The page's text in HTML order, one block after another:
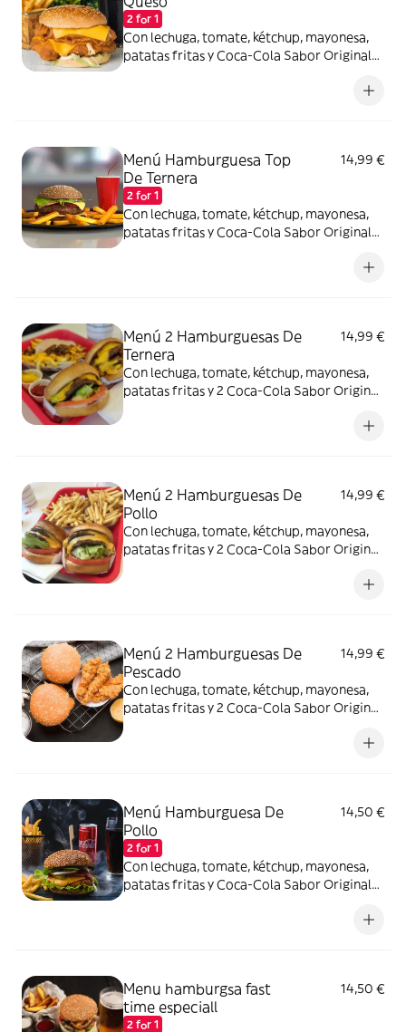
2 for 1
Con lechuga, tomate, kétchup, mayonesa,
patatas fritas y Coca-Cola Sabor Original
Menú Hamburguesa Top
De Ternera
2 for 1
14,99 €
Con lechuga, tomate, kétchup, mayonesa,
patatas fritas y Coca-Cola Sabor Original
Menú 2 Hamburguesas De
Ternera
14,99 €
Con lechuga, tomate, kétchup, mayonesa,
patatas fritas y 2 Coca-Cola Sabor Original
Menú 2 Hamburguesas De
Pollo
14,99 €
Con lechuga, tomate, kétchup, mayonesa,
patatas fritas y 2 Coca-Cola Sabor Original
Menú 2 Hamburguesas De
Pescado
14,99 €
Con lechuga, tomate, kétchup, mayonesa,
patatas fritas y 2 Coca-Cola Sabor Original
Menú Hamburguesa De
Pollo
2 for 1
14,50 €
Con lechuga, tomate, kétchup, mayonesa,
patatas fritas y Coca-Cola Sabor Original
Menu hamburgsa fast
time especiall
2 for 1
14,50 €